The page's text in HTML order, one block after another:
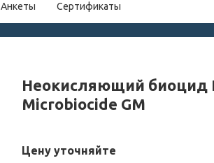
Анкеты Сертификаты
Неокисляющий биоцид
Microbiocide GМ
Цену уточняйте